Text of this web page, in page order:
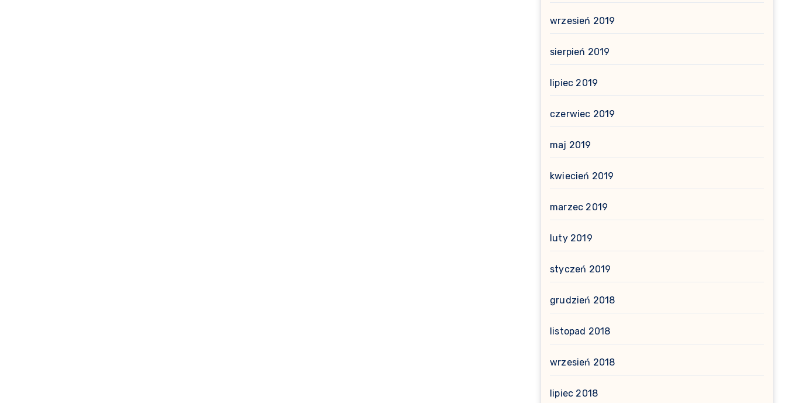
wrzesień 2019
sierpień 2019
lipiec 2019
czerwiec 2019
maj 2019
kwiecień 2019
marzec 2019
luty 2019
styczeń 2019
grudzień 2018
listopad 2018
wrzesień 2018
lipiec 2018